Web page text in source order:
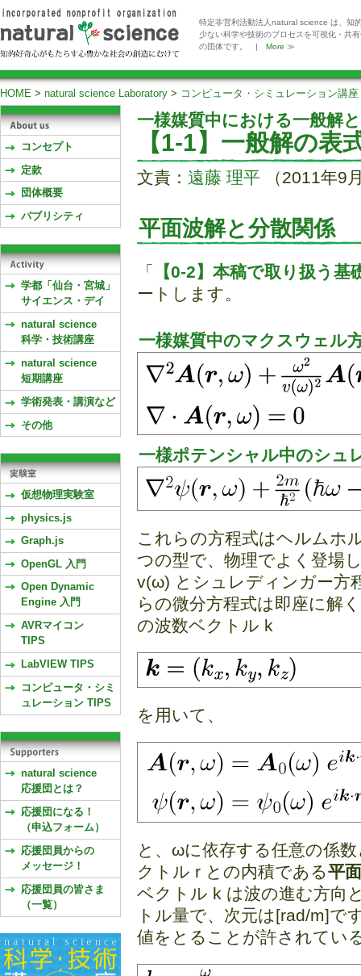
特定非営利活動法人natural science は、知
少ない科学や技術のプロセスを可視化・共
の団体です。 | More ≫
HOME > natural science Laboratory > コンピュータ・シミュレーション講座
一様媒質中における一般解
【1-1】一般解の表
文責： 遠藤 理平 （2011年9
平面波解と分散関係
「
【0-2】本稿で取り扱う基
ートします。
一様媒質中のマクスウェル
一様ポテンシャル中のシュ
これらの方程式はヘルムホ
つの型で、物理でよく登場
v(ω) とシュレディンガー方
らの微分方程式は即座に解
の波数ベクトル k
を用いて、
と、ωに依存する任意の係
クトル r との内積である平
ベクトル k は波の進む方向
トル量で、次元は[rad/m]で
値をとることが許されてい
コンセプト
定款
団体概要
パブリシティ
学都「仙台・宮城」
サイエンス・デイ
natural science
科学・技術講座
natural science
短期講座
学術発表・講演など
その他
仮想物理実験室
physics.js
Graph.js
OpenGL 入門
Open Dynamic
Engine 入門
AVRマイコン
TIPS
LabVIEW TIPS
コンピュータ・シミ
ュレーション TIPS
natural science
応援団とは？
応援団になる！
（申込フォーム）
応援団員からの
メッセージ！
応援団員の皆さま
（一覧）